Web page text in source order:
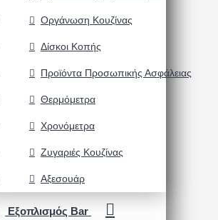
Οργάνωση Κουζίνας
Δίσκοι Κοπής
Προϊόντα Προσωπικής Ασφάλειας
Θερμόμετρα
Χρονόμετρα
Ζυγαριές Κουζίνας
Αξεσουάρ
Εξοπλισμός Bar